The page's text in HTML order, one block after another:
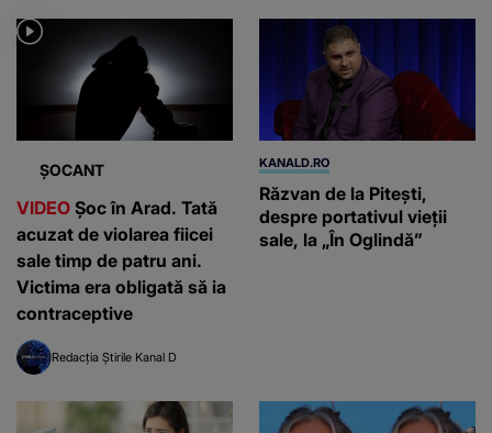
ȘOCANT
VIDEO Șoc în Arad. Tată
acuzat de violarea fiicei
sale timp de patru ani.
Victima era obligată să ia
contraceptive
Redacția Știrile Kanal D
KANALD.RO
Răzvan de la Pitești,
despre portativul vieții
sale, la „În Oglindă”